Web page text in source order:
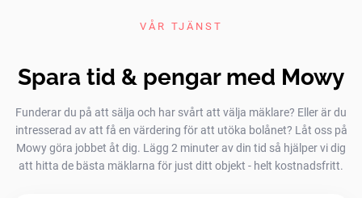
VÅR TJÄNST
Spara tid & pengar med Mowy
Funderar du på att sälja och har svårt att välja mäklare? Eller är du
intresserad av att få en värdering för att utöka bolånet? Låt oss på
Mowy göra jobbet åt dig. Lägg 2 minuter av din tid så hjälper vi dig
att hitta de bästa mäklarna för just ditt objekt - helt kostnadsfritt.